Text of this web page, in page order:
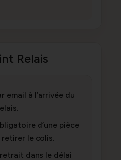
Relais
email à l’arrivée du
d’une pièce
le colis.
dans le délai